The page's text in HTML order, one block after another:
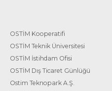
OSTİM Kooperatifi
OSTİM Teknik Üniversitesi
OSTİM İstihdam Ofisi
OSTİM Dış Ticaret Günlüğü
Ostim Teknopark A.Ş.